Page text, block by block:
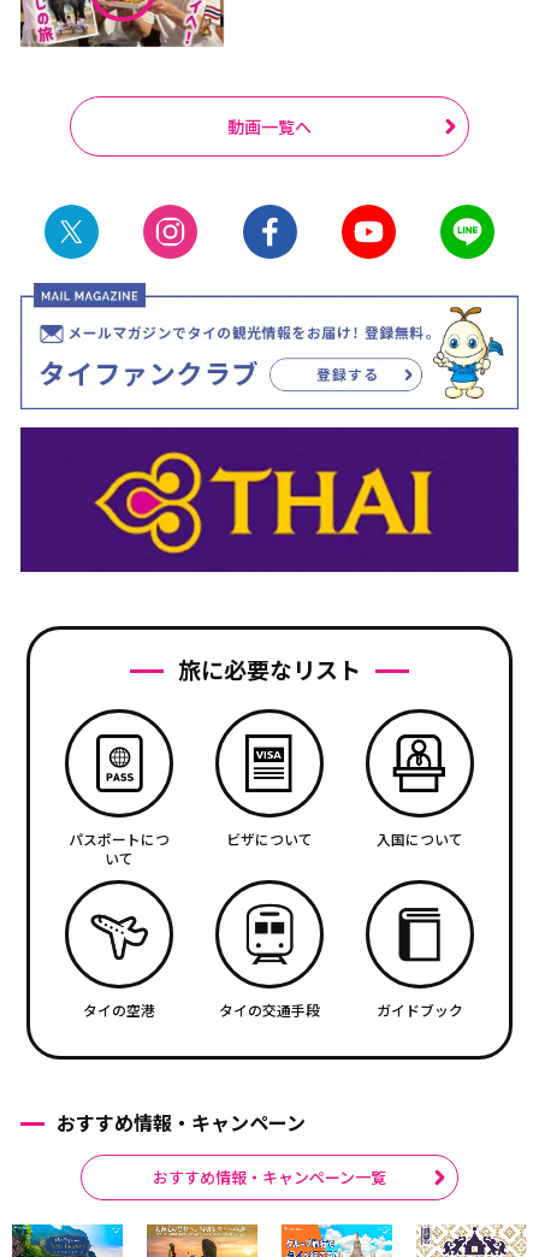
動画一覧へ
旅に必要なリスト
パスポートにつ
いて
ビザについて 入国について
タイの空港 タイの交通手段 ガイドブック
おすすめ情報・キャンペーン
おすすめ情報・キャンペーン一覧